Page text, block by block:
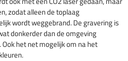
zodat alleen de toplaag
wordt weggebrand. De gravering is
donkerder dan de omgeving
het net mogelijk om na het